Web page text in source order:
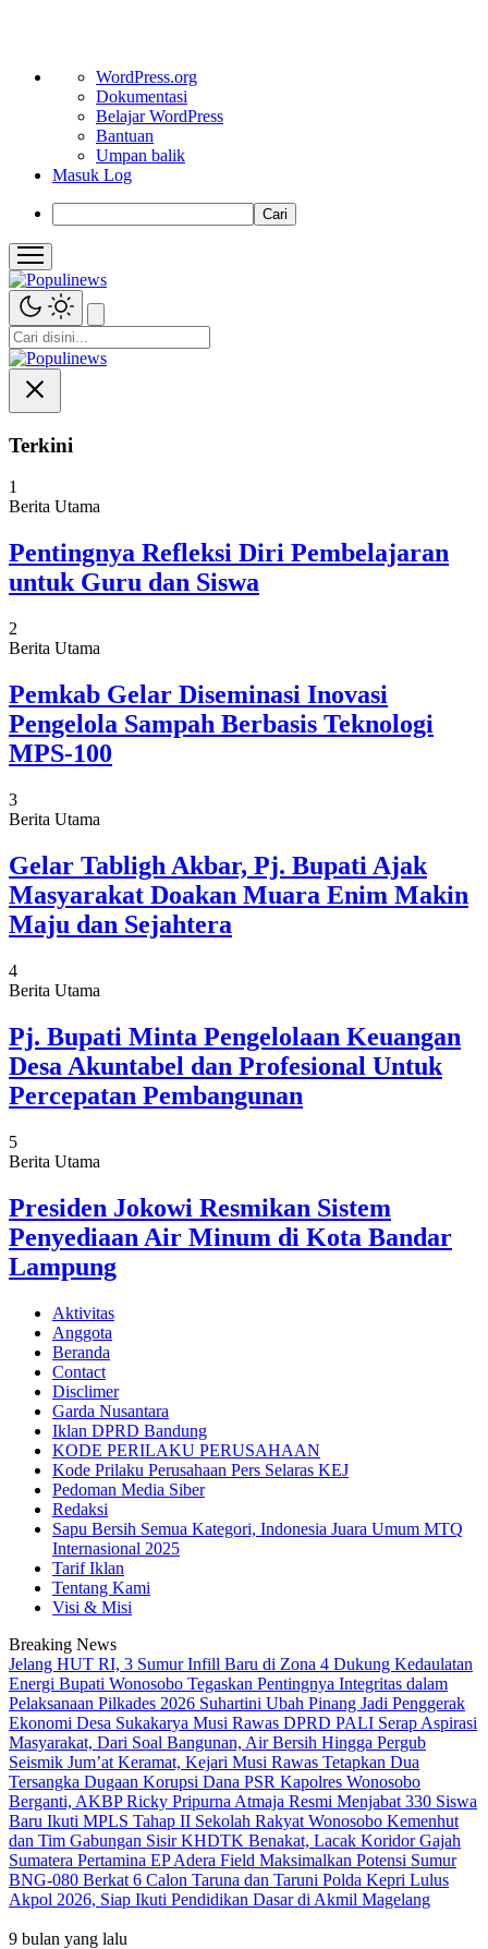
Tentang
WordPress
WordPress.org
Dokumentasi
Belajar WordPress
Bantuan
Umpan balik
Masuk Log
Cari
Terkini
1
Berita Utama
Pentingnya Refleksi Diri Pembelajaran
untuk Guru dan Siswa
2
Berita Utama
Pemkab Gelar Diseminasi Inovasi
Pengelola Sampah Berbasis Teknologi
MPS-100
3
Berita Utama
Gelar Tabligh Akbar, Pj. Bupati Ajak
Masyarakat Doakan Muara Enim Makin
Maju dan Sejahtera
4
Berita Utama
Pj. Bupati Minta Pengelolaan Keuangan
Desa Akuntabel dan Profesional Untuk
Percepatan Pembangunan
5
Berita Utama
Presiden Jokowi Resmikan Sistem
Penyediaan Air Minum di Kota Bandar
Lampung
Aktivitas
Anggota
Beranda
Contact
Disclimer
Garda Nusantara
Iklan DPRD Bandung
KODE PERILAKU PERUSAHAAN
Kode Prilaku Perusahaan Pers Selaras KEJ
Pedoman Media Siber
Redaksi
Sapu Bersih Semua Kategori, Indonesia Juara Umum MTQ
Internasional 2025
Tarif Iklan
Tentang Kami
Visi & Misi
Breaking News
Jelang HUT RI, 3 Sumur Infill Baru di Zona 4 Dukung Kedaulatan
Energi Bupati Wonosobo Tegaskan Pentingnya Integritas dalam
Pelaksanaan Pilkades 2026 Suhartini Ubah Pinang Jadi Penggerak
Ekonomi Desa Sukakarya Musi Rawas DPRD PALI Serap Aspirasi
Masyarakat, Dari Soal Bangunan, Air Bersih Hingga Pergub
Seismik Jum’at Keramat, Kejari Musi Rawas Tetapkan Dua
Tersangka Dugaan Korupsi Dana PSR Kapolres Wonosobo
Berganti, AKBP Ricky Pripurna Atmaja Resmi Menjabat 330 Siswa
Baru Ikuti MPLS Tahap II Sekolah Rakyat Wonosobo Kemenhut
dan Tim Gabungan Sisir KHDTK Benakat, Lacak Koridor Gajah
Sumatera Pertamina EP Adera Field Maksimalkan Potensi Sumur
BNG-080 Berkat 6 Calon Taruna dan Taruni Polda Kepri Lulus
Akpol 2026, Siap Ikuti Pendidikan Dasar di Akmil Magelang
9 bulan yang lalu